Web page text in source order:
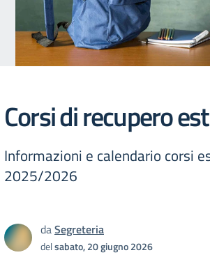
Corsi di recupero
Informazioni e calendario corsi
2025/2026
daSegreteria
delsabato, 20 giugno 2026